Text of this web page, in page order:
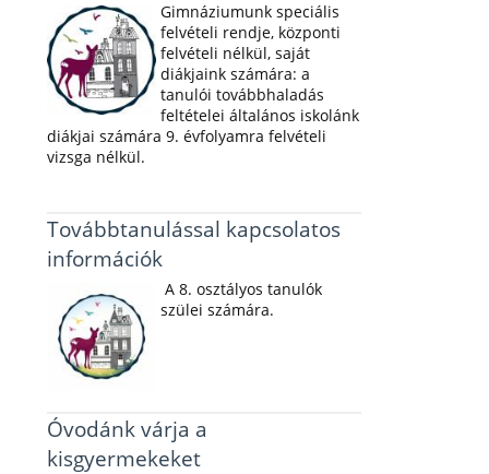
Gimnáziumunk speciális
felvételi rendje, központi
felvételi nélkül, saját
diákjaink számára: a
tanulói továbbhaladás
feltételei általános iskolánk
diákjai számára 9. évfolyamra felvételi
vizsga nélkül.
Továbbtanulással kapcsolatos
információk
A 8. osztályos tanulók
szülei számára.
Óvodánk várja a
kisgyermekeket